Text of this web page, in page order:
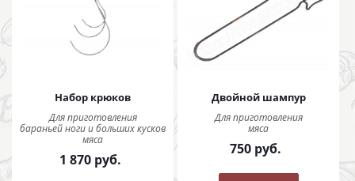
Набор крюков
Для приготовления
бараньей ноги и больших кусков
мяса
1 870руб.
Двойной шампур
Для приготовления
мяса
750 руб.